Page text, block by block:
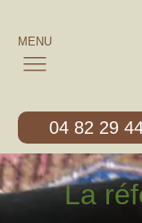
MENU
04 82 29
La